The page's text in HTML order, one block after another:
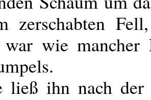
zerschabten
war wie mancher
ließ ihn nach der